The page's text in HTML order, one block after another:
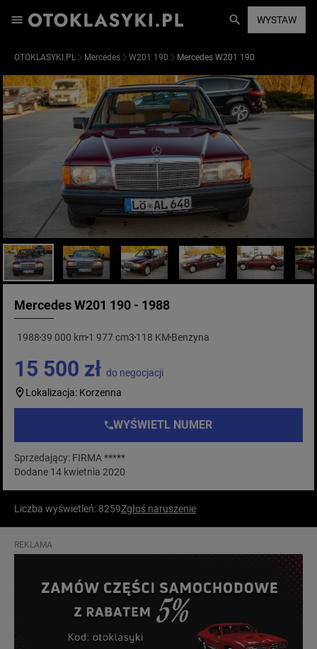
WYSTAW
OTOKLASYKI.PL Mercedes W201 190 Mercedes W201 190
Mercedes W201 190 - 1988
1988 39 000 km1 977 cm3 118 KM Benzyna
15 500 zł do negocjacji
Lokalizacja: Korzenna
WYŚWIETL NUMER
Sprzedający: FIRMA *****
Dodane 14 kwietnia 2020
Liczba wyświetleń: 8259Zgłoś naruszenie
REKLAMA